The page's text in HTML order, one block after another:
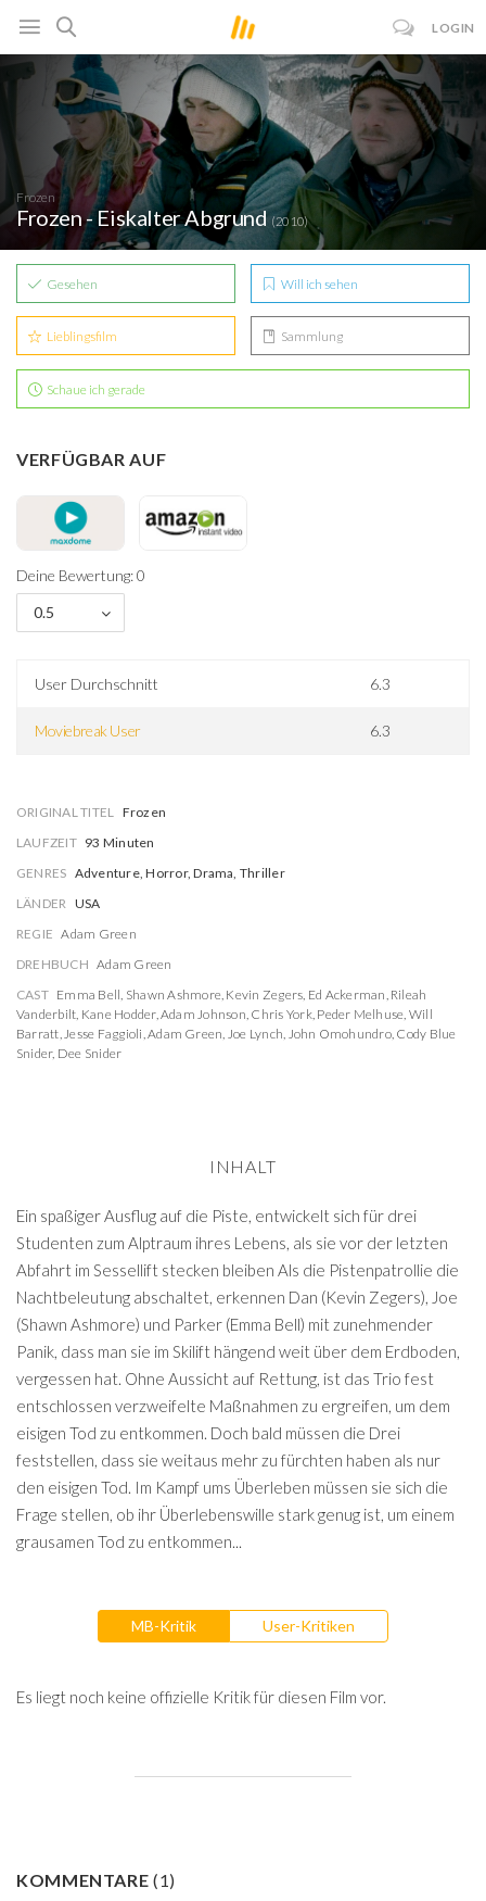
LOGIN
Frozen
Frozen - Eiskalter Abgrund(2010)
Gesehen Will ich sehen
Lieblingsfilm Sammlung
Schaue ich gerade
VERFÜGBAR AUF
Deine Bewertung: 0
0.5
User Durchschnitt 6.3
Moviebreak User 6.3
ORIGINAL TITEL Frozen
LAUFZEIT 93 Minuten
GENRES Adventure, Horror, Drama, Thriller
LÄNDER USA
REGIE Adam Green
DREHBUCH Adam Green
CAST Emma Bell, Shawn Ashmore, Kevin Zegers, Ed Ackerman, Rileah
Vanderbilt, Kane Hodder,Adam Johnson, Chris York, Peder Melhuse, Will
Barratt,Jesse Faggioli,Adam Green, Joe Lynch, John Omohundro, Cody Blue
Snider, Dee Snider
INHALT
Ein spaßiger Ausflug auf die Piste, entwickelt sich für drei
Studenten zum Alptraum ihres Lebens, als sie vor der letzten
Abfahrt im Sessellift stecken bleiben Als die Pistenpatrollie die
Nachtbeleutung abschaltet, erkennen Dan (Kevin Zegers), Joe
(Shawn Ashmore) und Parker (Emma Bell) mit zunehmender
Panik, dass man sie im Skilift hängend weit über dem Erdboden,
vergessen hat. Ohne Aussicht auf Rettung, ist das Trio fest
entschlossen verzweifelte Maßnahmen zu ergreifen, um dem
eisigen Tod zu entkommen. Doch bald müssen die Drei
feststellen, dass sie weitaus mehr zu fürchten haben als nur
den eisigen Tod. Im Kampf ums Überleben müssen sie sich die
Frage stellen, ob ihr Überlebenswille stark genug ist, um einem
grausamen Tod zu entkommen...
MB-Kritik User-Kritiken
Es liegt noch keine offizielle Kritik für diesen Film vor.
KOMMENTARE(1)